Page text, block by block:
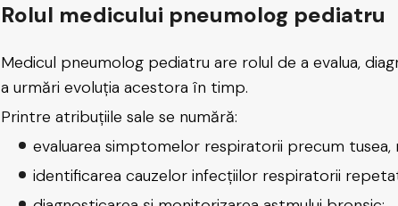
Rolul medicului pneumolog pediatru
Medicul pneumolog pediatru are rolul de a evalua,
a urmări evoluția acestora în timp.
Printre atribuțiile sale se numără:
evaluarea simptomelor respiratorii precum tusea,
identificarea cauzelor infecțiilor respiratorii